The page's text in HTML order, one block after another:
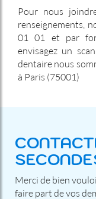
Pour nous
renseignements,
01 01 et par
envisagez un
dentaire nous
à Paris (75001)
Merci de bien
faire part de vos